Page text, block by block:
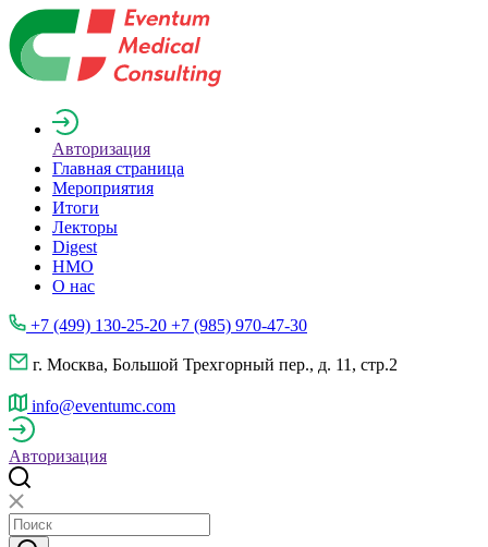
Авторизация
Главная страница
Мероприятия
Итоги
Лекторы
Digest
НМО
О нас
+7 (499) 130-25-20 +7 (985) 970-47-30
г. Москва, Большой Трехгорный пер., д. 11, стр.2
info@eventumc.com
Авторизация